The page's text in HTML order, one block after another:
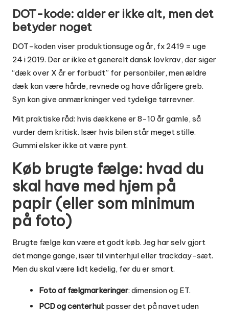
DOT-kode: alder er ikke alt, men det
betyder noget
DOT-koden viser produktionsuge og år, fx 2419 = uge
24 i 2019. Der er ikke et generelt dansk lovkrav, der siger
“dæk over X år er forbudt” for personbiler, men ældre
dæk kan være hårde, revnede og have dårligere greb.
Syn kan give anmærkninger ved tydelige tørrevner.
Mit praktiske råd: hvis dækkene er 8-10 år gamle, så
vurder dem kritisk. Især hvis bilen står meget stille.
Gummi elsker ikke at være pynt.
Køb brugte fælge: hvad du
skal have med hjem på
papir (eller som minimum
på foto)
Brugte fælge kan være et godt køb. Jeg har selv gjort
det mange gange, især til vinterhjul eller trackday-sæt.
Men du skal være lidt kedelig, før du er smart.
Foto af fælgmarkeringer: dimension og ET.
PCD og centerhul: passer det på navet uden